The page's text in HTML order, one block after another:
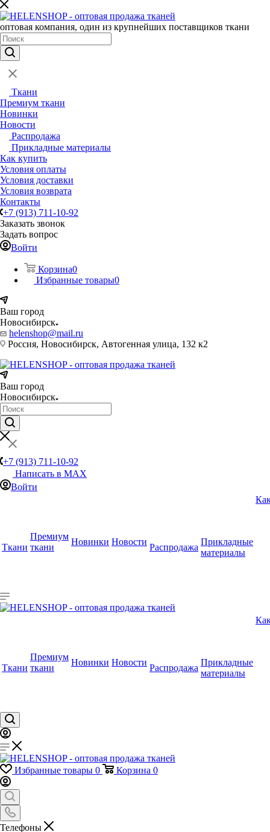
оптовая компания, один из крупнейших поставщиков ткани
Ткани
Премиум ткани
Новинки
Новости
Распродажа
Прикладные материалы
Как купить
Условия оплаты
Условия доставки
Условия возврата
Контакты
+7 (913) 711-10-92
Заказать звонок
Задать вопрос
Войти
Корзина0
Избранные товары0
Ваш город
Новосибирск
helenshop@mail.ru
Россия, Новосибирск, Автогенная улица, 132 к2
Ваш город
Новосибирск
+7 (913) 711-10-92
Написать в MAX
Войти
Ткани
Премиум
ткани
Новинки Новости
Распродажа
Прикладные
материалы
Ткани
Премиум
ткани
Новинки Новости
Распродажа
Прикладные
материалы
Избранные товары 0 Корзина 0
Телефоны